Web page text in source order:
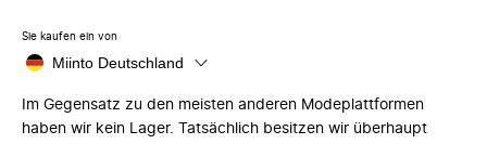
Sie kaufen ein von
Miinto Deutschland
Im Gegensatz zu den meisten anderen Modeplattformen
haben wir kein Lager. Tatsächlich besitzen wir überhaupt